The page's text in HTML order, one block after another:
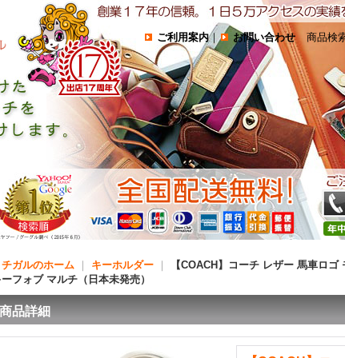
ご利用案内｜ お問い合わせ 商品検
ガルのホーム キーホルダー
【COACH】コーチ レザー 馬車ロ
フォブ マルチ（日本未発売）
商品詳細